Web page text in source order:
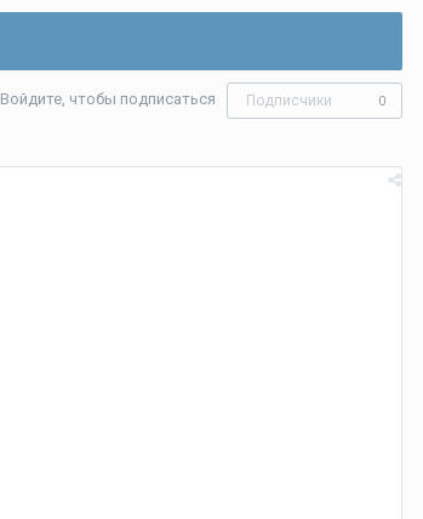
Войдите, чтобы подписаться Подписчики 0